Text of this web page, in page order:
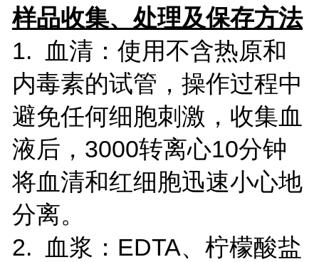
样品收集、处理及保存方法
1. 血清：使用不含热原和
内毒素的试管，操作过程中
避免任何细胞刺激，收集血
液后，3000转离心10分钟
将血清和红细胞迅速小心地
分离。
2. 血浆：EDTA、柠檬酸盐